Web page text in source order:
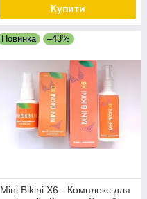
Купити
Новинка –43%
Mini Bikini X6 - Комплекс для